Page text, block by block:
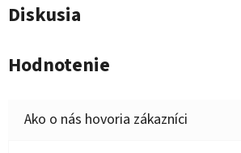
Diskusia
Hodnotenie